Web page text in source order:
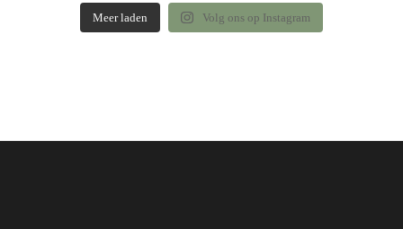
Meer laden Volg ons op Instagram